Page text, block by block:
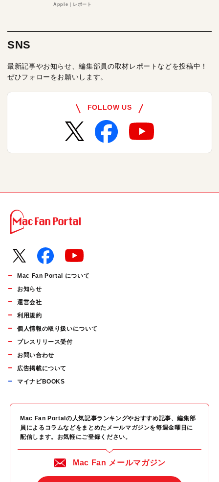
る理由とは
Apple レポート
SNS
最新記事やお知らせ、編集部員の取材レポートなどを投稿中！
ぜひフォローをお願いします。
FOLLOW US
Mac Fan Portal について
お知らせ
運営会社
利用規約
個人情報の取り扱いについて
プレスリリース受付
お問い合わせ
広告掲載について
マイナビBOOKS
Mac Fan Portalの人気記事ランキングやおすすめ記事、編集部
員によるコラムなどをまとめたメールマガジンを毎週金曜日に
配信します。お気軽にご登録ください。
Mac Fan メールマガジン